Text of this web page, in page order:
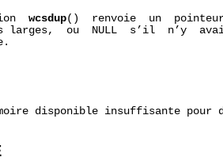
wcsdup()  renvoie  un
larges,  ou  NULL  s’il  n’y
disponible insuffisante pour